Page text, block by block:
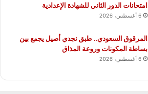
امتحانات الدور الثاني للشهادة الإعدادية
6 أغسطس، 2026
المرقوق السعودي.. طبق نجدي أصيل يجمع بين
بساطة المكونات وروعة المذاق
6 أغسطس، 2026